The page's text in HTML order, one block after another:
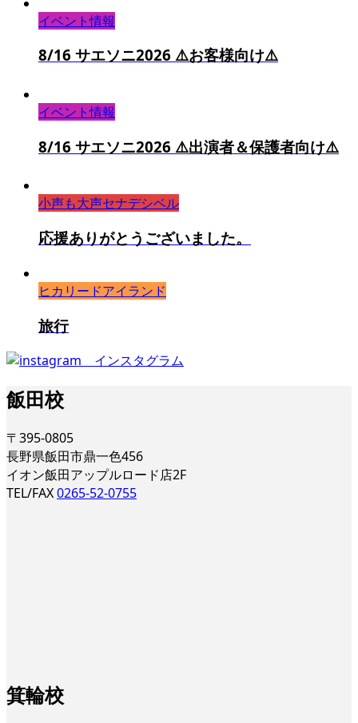
イベント情報
8/16 サエソニ2026 ⚠️お客様向け⚠️
イベント情報
8/16 サエソニ2026 ⚠️出演者＆保護者向け⚠️
小声も大声セナデシベル
応援ありがとうございました。
ヒカリードアイランド
旅行
飯田校
〒395-0805
長野県飯田市鼎一色456
イオン飯田アップルロード店2F
TEL/FAX0265-52-0755
箕輪校